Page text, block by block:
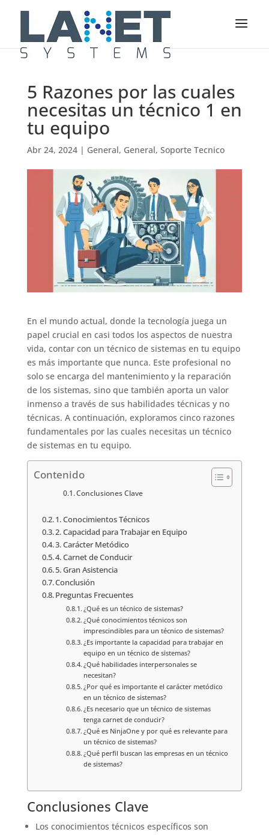
5 Razones por las cuales
necesitas un técnico 1 en
tu equipo
Abr 24, 2024| General, General, Soporte Tecnico
En el mundo actual, donde la tecnología juega un
papel crucial en casi todos los aspectos de nuestra
vida, contar con un técnico de sistemas en tu equipo
es más importante que nunca. Este profesional no
solo se encarga del mantenimiento y la reparación
de los sistemas, sino que también aporta un valor
inmenso a través de sus habilidades técnicas y no
técnicas. A continuación, exploramos cinco razones
fundamentales por las cuales necesitas un técnico
de sistemas en tu equipo.
Contenido
Conclusiones Clave
1. Conocimientos Técnicos
2. Capacidad para Trabajar en Equipo
3. Carácter Metódico
4. Carnet de Conducir
5. Gran Asistencia
Conclusión
Preguntas Frecuentes
¿Qué es un técnico de sistemas?
¿Qué conocimientos técnicos son
imprescindibles para un técnico de sistemas?
¿Es importante la capacidad para trabajar en
equipo en un técnico de sistemas?
¿Qué habilidades interpersonales se
necesitan?
¿Por qué es importante el carácter metódico
en un técnico de sistemas?
¿Es necesario que un técnico de sistemas
tenga carnet de conducir?
¿Qué es NinjaOne y por qué es relevante para
un técnico de sistemas?
¿Qué perfil buscan las empresas en un técnico
de sistemas?
Conclusiones Clave
Los conocimientos técnicos específicos son